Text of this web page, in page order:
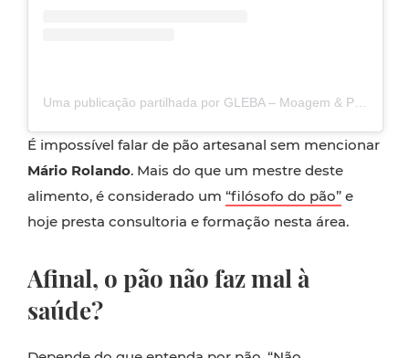
É impossível falar de pão artesanal sem mencionar
Mário Rolando. Mais do que um mestre deste
alimento, é considerado um “filósofo do pão” e
hoje presta consultoria e formação nesta área.
Afinal, o pão não faz mal à
saúde?